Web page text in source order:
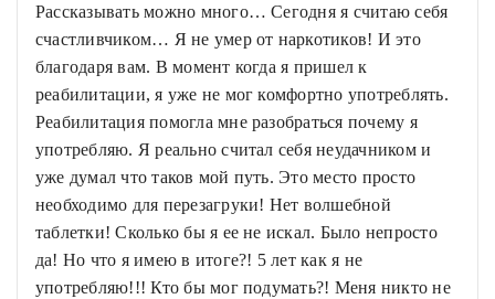
Рассказывать можно много… Сегодня я считаю себя
счастливчиком… Я не умер от наркотиков! И это
благодаря вам. В момент когда я пришел к
реабилитации, я уже не мог комфортно употреблять.
Реабилитация помогла мне разобраться почему я
употребляю. Я реально считал себя неудачником и
уже думал что таков мой путь. Это место просто
необходимо для перезагруки! Нет волшебной
таблетки! Сколько бы я ее не искал. Было непросто
да! Но что я имею в итоге?! 5 лет как я не
употребляю!!! Кто бы мог подумать?! Меня никто не